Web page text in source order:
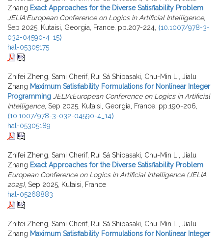
Zhang Exact Approaches for the Diverse Satisfiability Problem
JELIA:European Conference on Logics in Artificial Intelligence,
Sep 2025, Kutaisi, Georgia, France. pp.207-224, ⟨10.1007/978-3-
032-04590-4_15⟩
hal-05305175
Zhifei Zheng, Sami Cherif, Rui Sá Shibasaki, Chu-Min Li, Jialu
Zhang Maximum Satisfiability Formulations for Nonlinear Integer
Programming JELIA:European Conference on Logics in Artificial
Intelligence, Sep 2025, Kutaisi, Georgia, France. pp.190-206,
⟨10.1007/978-3-032-04590-4_14⟩
hal-05305189
Zhifei Zheng, Sami Cherif, Rui Sá Shibasaki, Chu-Min Li, Jialu
Zhang Exact Approaches for the Diverse Satisfiability Problem
European Conference on Logics in Artificial Intelligence (JELIA
2025), Sep 2025, Kutaisi, France
hal-05268883
Zhifei Zheng, Sami Cherif, Rui Sá Shibasaki, Chu-Min Li, Jialu
Zhang Maximum Satisfiability Formulations for Nonlinear Integer